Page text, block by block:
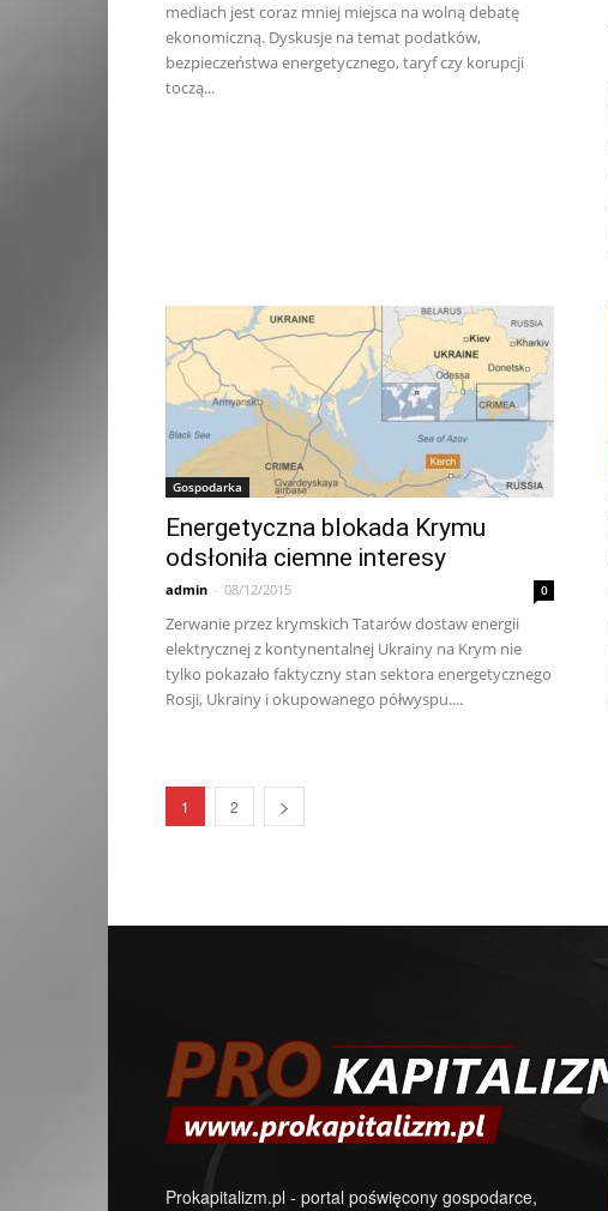
mediach jest coraz mniej miejsca na wolną debatę
ekonomiczną. Dyskusje na temat podatków,
bezpieczeństwa energetycznego, taryf czy korupcji
toczą...
Gospodarka
Energetyczna blokada Krymu
odsłoniła ciemne interesy
admin - 08/12/2015 0
Zerwanie przez krymskich Tatarów dostaw energii
elektrycznej z kontynentalnej Ukrainy na Krym nie
tylko pokazało faktyczny stan sektora energetycznego
Rosji, Ukrainy i okupowanego półwyspu....
1 2
Prokapitalizm.pl - portal poświęcony gospodarce,